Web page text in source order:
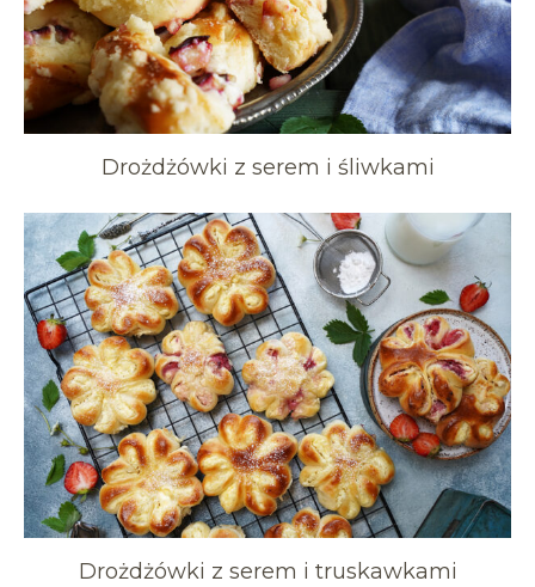
Drożdżówki z serem i śliwkami
Drożdżówki z serem i truskawkami